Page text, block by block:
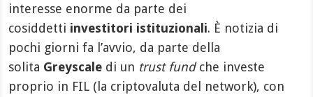
interesse enorme da parte dei
cosiddetti investitori istituzionali. È notizia di
pochi giorni fa l’avvio, da parte della
solita Greyscale di un trust fundche investe
proprio in FIL (la criptovaluta del network), con